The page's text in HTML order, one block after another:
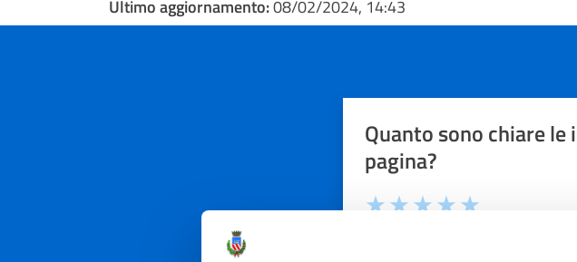
Ultimo aggiornamento:08/02/2024, 14:43
Quanto sono chiare
pagina?